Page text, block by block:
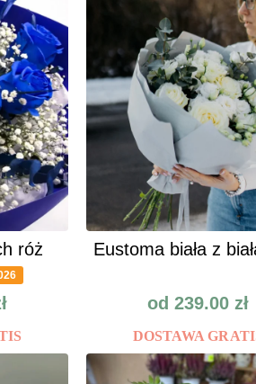
róż Eustoma biała z
od 239.00 zł
DOSTAWA